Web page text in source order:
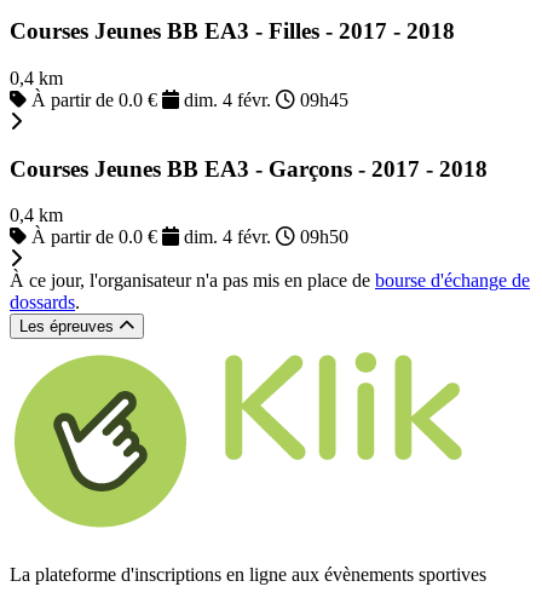
Courses Jeunes BB EA3 - Filles - 2017 - 2018
0,4 km
À partir de 0.0 €
dim. 4 févr. 09h45
Courses Jeunes BB EA3 - Garçons - 2017 - 2018
0,4 km
À partir de 0.0 €
dim. 4 févr. 09h50
À ce jour, l'organisateur n'a pas mis en place de bourse d'échange de
dossards.
Les épreuves
La plateforme d'inscriptions en ligne aux évènements sportives